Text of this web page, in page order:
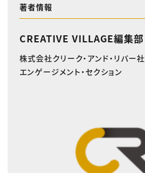
著者情報
CREATIVE VILLAGE編集部
株式会社クリーク・アンド・リバー社
エンゲージメント・セクション